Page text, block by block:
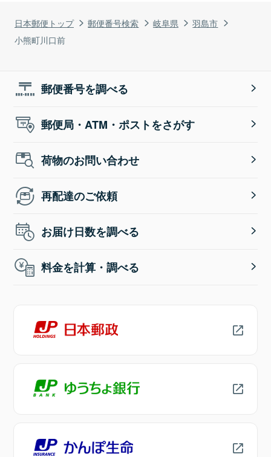
日本郵便トップ 郵便番号検索 岐阜県
羽島市
小熊町川口前
郵便番号を調べる
郵便局・ATM・ポストをさがす
荷物のお問い合わせ
再配達のご依頼
お届け日数を調べる
料金を計算・調べる